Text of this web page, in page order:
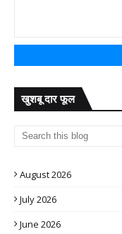
खुशबू दार फूल
August 2026
July 2026
June 2026